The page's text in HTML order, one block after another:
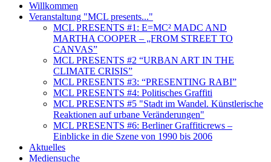
Willkommen
Veranstaltung "MCL presents..."
MCL PRESENTS #1: E=MC² MADC AND
MARTHA COOPER – „FROM STREET TO
CANVAS”
MCL PRESENTS #2 “URBAN ART IN THE
CLIMATE CRISIS”
MCL PRESENTS #3: “PRESENTING RABI”
MCL PRESENTS #4: Politisches Graffiti
MCL PRESENTS #5 "Stadt im Wandel. Künstlerische
Reaktionen auf urbane Veränderungen"
MCL PRESENTS #6: Berliner Graffiticrews –
Einblicke in die Szene von 1990 bis 2006
Aktuelles
Mediensuche